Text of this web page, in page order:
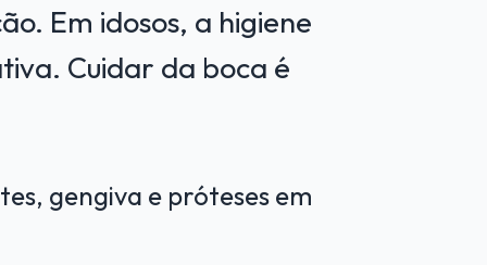
Em idosos, a higiene
Cuidar da boca é
gengiva e próteses em